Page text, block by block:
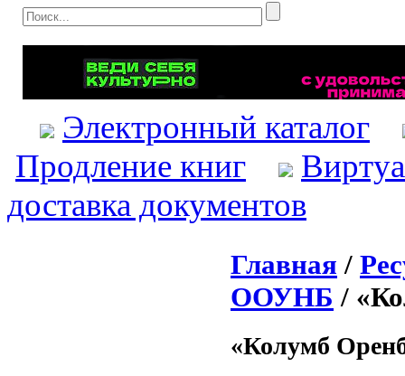
Электронный каталог
Продление книг
доставка документов
Главная /
ООУНБ /
«Колумб